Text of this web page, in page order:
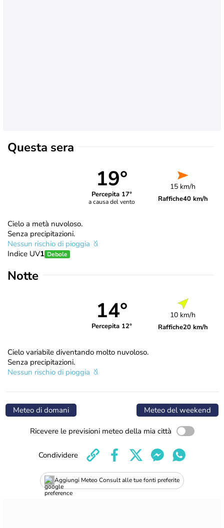
Questa sera
19°
Percepita 17°
a causa del vento
15 km/h
Raffiche40 km/h
Cielo a metà nuvoloso.
Senza precipitazioni.
Nessun rischio di pioggia
Indice UV1 Debole
Notte
14°
Percepita 12°
10 km/h
Raffiche20 km/h
Cielo variabile diventando molto nuvoloso.
Senza precipitazioni.
Nessun rischio di pioggia
Meteo di domani Meteo del weekend
Ricevere le previsioni meteo della mia città
Aggiungi Meteo Consult alle tue fonti preferite
Condividere